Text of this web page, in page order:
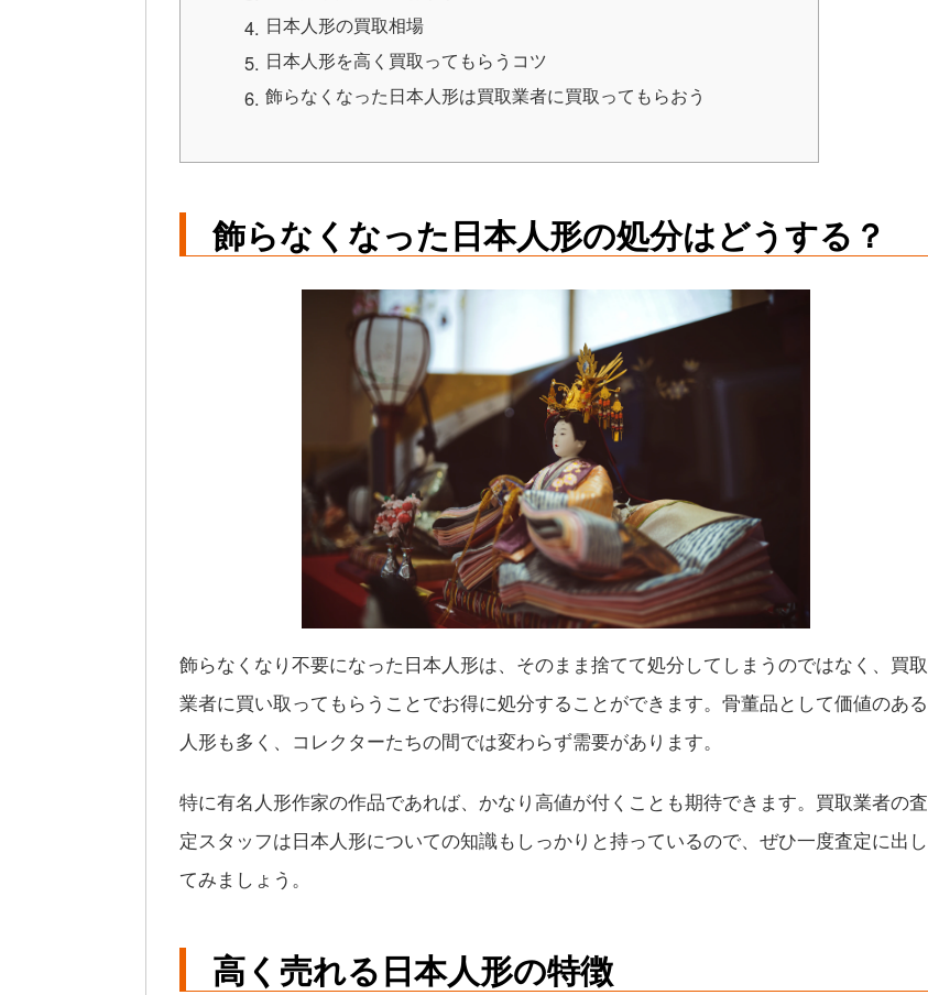
日本人形の買取相場
日本人形を高く買取ってもらうコツ
飾らなくなった日本人形は買取業者に買取ってもらおう
飾らなくなった日本人形の処分はどうする？
飾らなくなり不要になった日本人形は、そのまま捨てて処分してしまうのではなく、買取
業者に買い取ってもらうことでお得に処分することができます。骨董品として価値のある
人形も多く、コレクターたちの間では変わらず需要があります。
特に有名人形作家の作品であれば、かなり高値が付くことも期待できます。買取業者の査
定スタッフは日本人形についての知識もしっかりと持っているので、ぜひ一度査定に出し
てみましょう。
高く売れる日本人形の特徴